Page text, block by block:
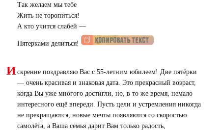
Так желаем мы тебе
Жить не торопиться!
А кто учится слабей —
Пятерками делиться!
И скренне поздравляю Вас с 55-летним юбилеем! Две пятёрки
— очень красивая и знаковая дата. Это прекрасный возраст,
когда Вы уже многого достигли, но, в то же время, немало
интересного ещё впереди. Пусть цели и устремления никогда
не прекращаются, новые мечты появляются со скоростью
самолёта, а Ваша семья дарит Вам только радость,